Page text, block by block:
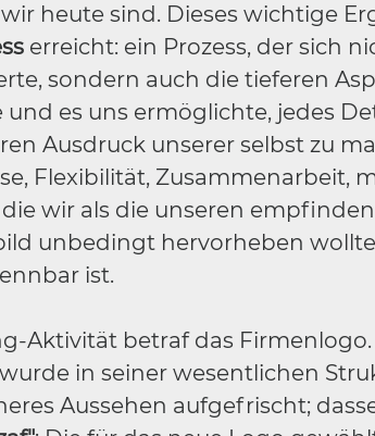
heute sind. Dieses wichtige
erreicht: ein Prozess, der sich
sondern auch die tieferen
es uns ermöglichte, jedes
Ausdruck unserer selbst zu
Flexibilität, Zusammenarbeit,
wir als die unseren
unbedingt hervorheben
ist.
Aktivität betraf das Firmenlogo.
wurde in seiner wesentlichen
Aussehen aufgefrischt;